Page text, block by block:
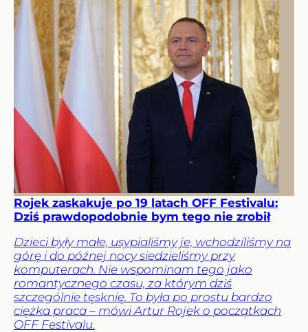
Rojek zaskakuje po 19 latach OFF Festivalu:
Dziś prawdopodobnie bym tego nie zrobił
Dzieci były małe, usypialiśmy je, wchodziliśmy na
górę i do późnej nocy siedzieliśmy przy
komputerach. Nie wspominam tego jako
romantycznego czasu, za którym dziś
szczególnie tęsknię. To była po prostu bardzo
ciężka praca – mówi Artur Rojek o początkach
OFF Festivalu.